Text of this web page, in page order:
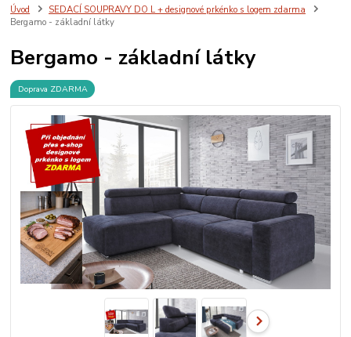
Úvod
SEDACÍ SOUPRAVY DO L + designové prkénko s logem zdarma
Bergamo - základní látky
Bergamo - základní látky
Doprava ZDARMA